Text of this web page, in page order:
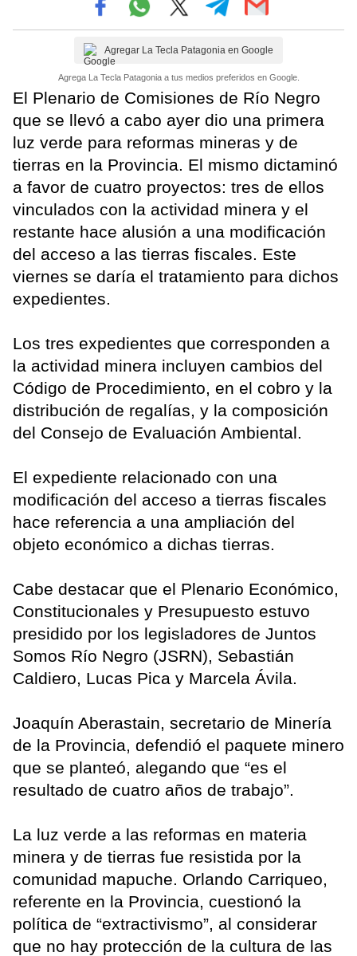
Agregar La Tecla Patagonia en Google
Agrega La Tecla Patagonia a tus medios preferidos en Google.
El Plenario de Comisiones de Río Negro
que se llevó a cabo ayer dio una primera
luz verde para reformas mineras y de
tierras en la Provincia. El mismo dictaminó
a favor de cuatro proyectos: tres de ellos
vinculados con la actividad minera y el
restante hace alusión a una modificación
del acceso a las tierras fiscales. Este
viernes se daría el tratamiento para dichos
expedientes.
Los tres expedientes que corresponden a
la actividad minera incluyen cambios del
Código de Procedimiento, en el cobro y la
distribución de regalías, y la composición
del Consejo de Evaluación Ambiental.
El expediente relacionado con una
modificación del acceso a tierras fiscales
hace referencia a una ampliación del
objeto económico a dichas tierras.
Cabe destacar que el Plenario Económico,
Constitucionales y Presupuesto estuvo
presidido por los legisladores de Juntos
Somos Río Negro (JSRN), Sebastián
Caldiero, Lucas Pica y Marcela Ávila.
Joaquín Aberastain, secretario de Minería
de la Provincia, defendió el paquete minero
que se planteó, alegando que “es el
resultado de cuatro años de trabajo”.
La luz verde a las reformas en materia
minera y de tierras fue resistida por la
comunidad mapuche. Orlando Carriqueo,
referente en la Provincia, cuestionó la
política de “extractivismo”, al considerar
que no hay protección de la cultura de las